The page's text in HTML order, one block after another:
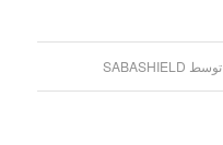
توسط SABASHIELD